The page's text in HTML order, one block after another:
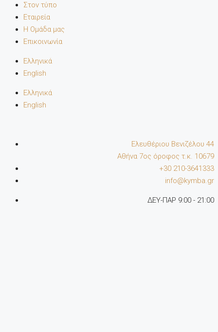
Στον τύπο
Εταιρεία
Η Ομάδα μας
Επικοινωνία
Ελληνικά
English
Ελληνικά
English
Ελευθέριου Βενιζέλου 44
Αθήνα 7oς όροφος τ.κ. 10679
+30 210-3641333
info@kymba.gr
ΔΕΥ-ΠΑΡ 9:00 - 21:00